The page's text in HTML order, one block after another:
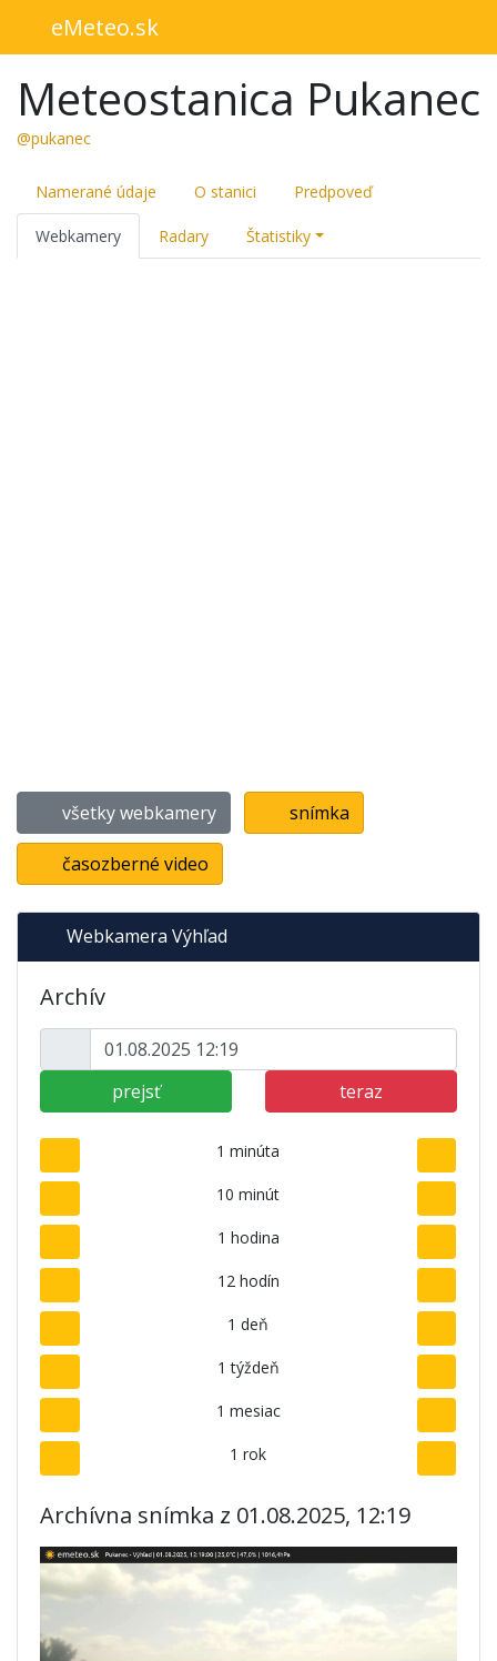
eMeteo.sk
Meteostanica Pukanec
@pukanec
Namerané údaje O stanici Predpoveď
Webkamery Radary Štatistiky
všetky webkamery snímka
časozberné video
Webkamera Výhľad
Archív
prejsť teraz
1 minúta
10 minút
1 hodina
12 hodín
1 deň
1 týždeň
1 mesiac
1 rok
Archívna snímka z 01.08.2025, 12:19